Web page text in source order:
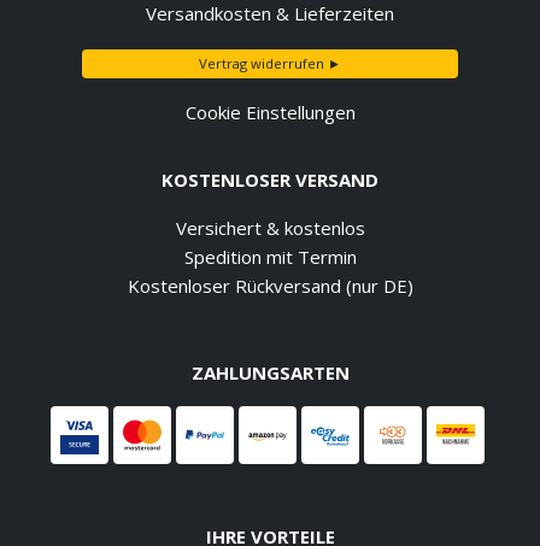
Versandkosten & Lieferzeiten
Vertrag widerrufen ►
Cookie Einstellungen
KOSTENLOSER VERSAND
Versichert & kostenlos
Spedition mit Termin
Kostenloser Rückversand (nur DE)
ZAHLUNGSARTEN
IHRE VORTEILE